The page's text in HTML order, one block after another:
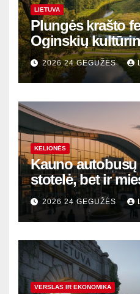
LIETUVA
Plungės krašto
Oginskių
Žemaitijos
2026 24 GEGUŽĖS
KELIONĖS
Kauno
stotelė, bet ir
modernūs vartai
sostinę
2026 24 GEGUŽĖS
VERSLAS IR EKONOMIKA